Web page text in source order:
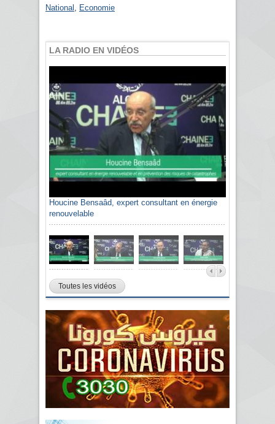
National Economie
LA RADIO EN VIDÉOS
Houcine Bensaâd, expert consultant en énergie
renouvelable
Toutes les vidéos